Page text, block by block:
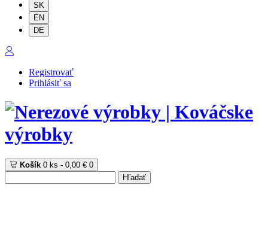
SK
EN
DE
Registrovať
Prihlásiť sa
Košík 0 ks - 0,00 € 0
Hľadať